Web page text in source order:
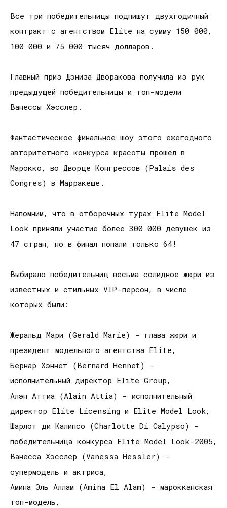
Все три победительницы подпишут двухгодичный
контракт с агентством Elite на сумму 150 000,
100 000 и 75 000 тысяч долларов.
Главный приз Дэниза Дворaкова получила из рук
предыдущей победительницы и топ-модели
Ванессы Хэсслер.
Фантастическое финальное шоу этого ежегодного
авторитетного конкурса красоты прошёл в
Марокко, во Дворце Конгрессов (Palais des
Congres) в Марракеше.
Напомним, что в отборочных турах Elite Model
Look приняли участие более 300 000 девушек из
47 стран, но в финал попали только 64!
Выбирало победительниц весьма солидное жюри из
известных и стильных VIP-персон, в числе
которых были:
Жеральд Мари (Gerald Marie) - глава жюри и
президент модельного агентства Elite,
Бернар Хэннет (Bernard Hennet) -
исполнительный директор Elite Group,
Алэн Аттиа (Alain Attia) - исполнительный
директор Elite Licensing и Elite Model Look,
Шарлот ди Калипсо (Charlotte Di Calypso) -
победительница конкурса Elite Model Look-2005,
Ванесса Хэсслер (Vanessa Hessler) -
супермодель и актриса,
Амина Эль Аллам (Amina El Alam) - марокканская
топ-модель,